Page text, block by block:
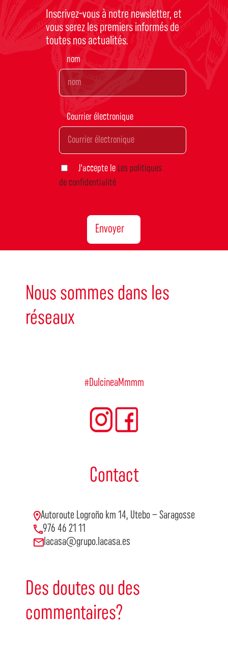
Inscrivez-vous à notre newsletter, et
vous serez les premiers informés de
toutes nos actualités.
nom
Courrier électronique
J'accepte le Les politiques
de confidentialité
Envoyer
Nous sommes dans les
réseaux
#DulcineaMmmm
Contact
Autoroute Logroño km 14, Utebo – Saragosse
976 46 21 11
lacasa@grupo.lacasa.es
Des doutes ou des
commentaires?